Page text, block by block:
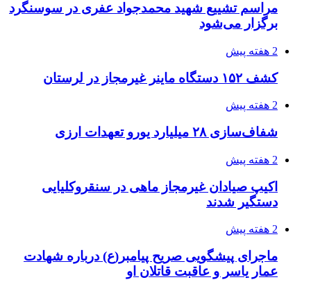
مراسم تشییع شهید محمدجواد عفری در سوسنگرد
برگزار می‌شود
2 هفته پیش
کشف ۱۵۲ دستگاه ماینر غیرمجاز در لرستان
2 هفته پیش
شفاف‌سازی ۲۸ میلیارد یورو تعهدات ارزی
2 هفته پیش
اکیپ صیادان غیرمجاز ماهی در سنقروکلیایی
دستگیر شدند
2 هفته پیش
ماجرای پیشگویی صریح پیامبر(ع) درباره شهادت
عمار یاسر و عاقبت قاتلان او